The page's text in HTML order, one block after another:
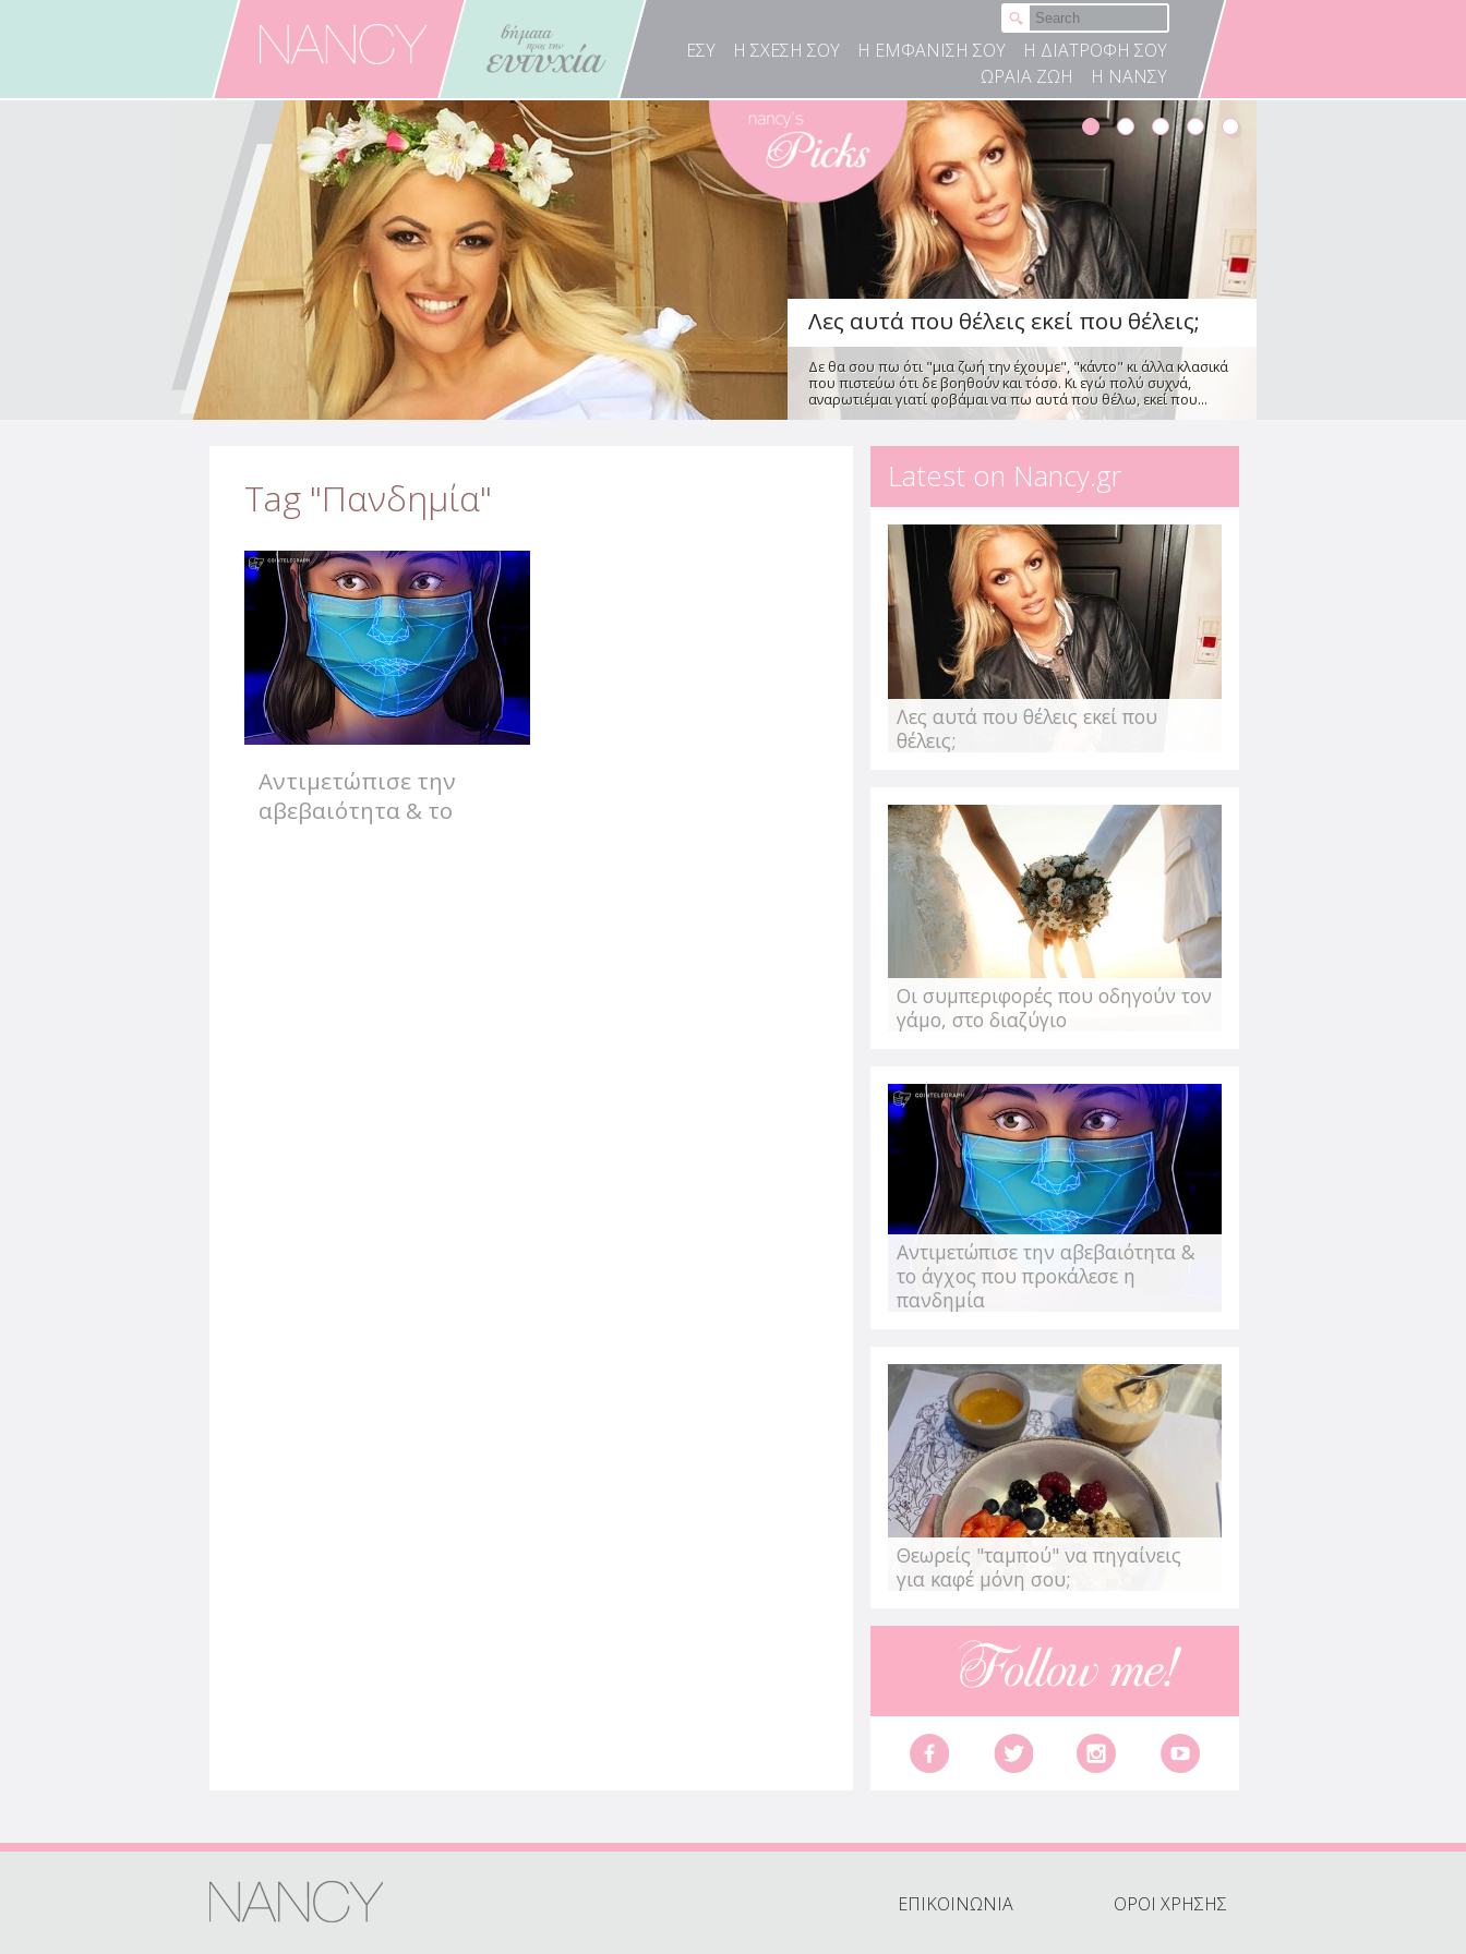
ΕΣΥ
Η ΣΧΕΣΗ ΣΟΥ Η ΕΜΦΑΝΙΣΗ ΣΟΥ
Η ΔΙΑΤΡΟΦΗ ΣΟΥ
ΩΡΑΙΑ ΖΩΗ
Η ΝΑΝΣΥ
Δε θα σου πω ότι "μια ζωή την έχουμε", "κάντο" κι άλλα κλασικά
που πιστεύω ότι δε βοηθούν και τόσο. Κι εγώ πολύ συχνά,
αναρωτιέμαι γιατί φοβάμαι να πω αυτά που θέλω, εκεί που...
Οι συμπεριφορές που οδηγούν τον
γάμο, στο διαζύγιο
από τη Φρόσω Φωτεινάκη
Οι πιο πρόσφατες κοινωνιολογικές μελέτες δείχνουν πως
σήμερα, ένας στους τρεις γάμους οδηγείται σε διαζύγιο, με τις
Αντιμετώπισε την αβεβαιότητα & το
άγχος που προκάλεσε η πανδημία
από την Αλεξάνδρα Παυλέτση - Στεφανή
Η πανδημία επηρέασε την ανάγκη του ανθρώπου να νιώθει
ασφάλεια και δημιούργησε αμφιβολίες για ότι θεωρούσε
δεδομένο. Αυτό...
Ποιες τροφές βοηθούν τον
μεταβολισμό σου;
από την Κατερίνα Πιπέρη
Είμαι σίγουρη πως αν προσπαθείς να χάσεις τα περιττά κιλά
-εννοείται πως όλοι έχουμε- ή αν προσπαθείς να υιοθετήσεις
έναν πιο υγιεινό...
Θεωρείς "ταμπού" να πηγαίνεις για
καφέ μόνη σου;
Σου γράφω από ένα καφέ. Πολύ κεντρικό στην περιοχή που
Tag "Πανδημία"
Αντιμετώπισε την
αβεβαιότητα & το
Latest on Nancy.gr
Λες αυτά που θέλεις εκεί που
θέλεις;
Οι συμπεριφορές που οδηγούν τον
γάμο, στο διαζύγιο
Αντιμετώπισε την αβεβαιότητα &
το άγχος που προκάλεσε η
πανδημία
Θεωρείς "ταμπού" να πηγαίνεις
για καφέ μόνη σου;
ΕΠΙΚΟΙΝΩΝΙΑ ΟΡΟΙ ΧΡΗΣΗΣ